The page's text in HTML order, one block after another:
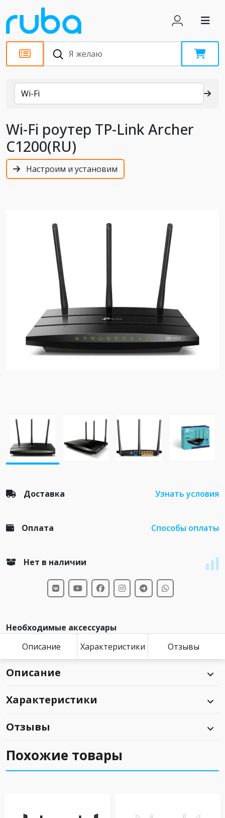
Каталог
Wi-Fi
Wi-Fi роутер TP-Link Archer
C1200(RU)
Настроим и установим
Доставка Узнать условия
Оплата Способы оплаты
Нет в наличии
Необходимые аксессуары
Описание
Характеристики Отзывы
Описание
Характеристики
Отзывы
Похожие товары